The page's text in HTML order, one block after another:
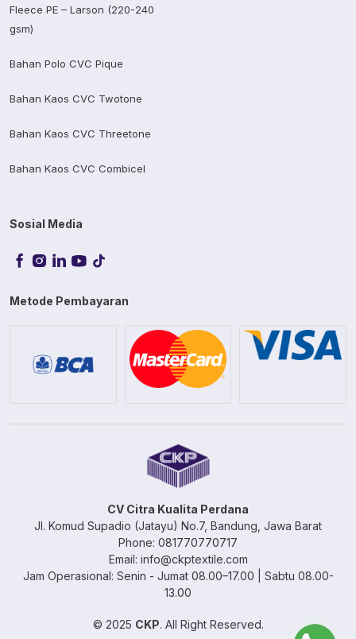
Fleece PE – Larson (220-240
gsm)
Bahan Polo CVC Pique
Bahan Kaos CVC Twotone
Bahan Kaos CVC Threetone
Bahan Kaos CVC Combicel
Sosial Media
Metode Pembayaran
CV Citra Kualita Perdana
Jl. Komud Supadio (Jatayu) No.7, Bandung, Jawa Barat
Phone: 081770770717
Email: info@ckptextile.com
Jam Operasional: Senin - Jumat 08.00–17.00 | Sabtu 08.00-
13.00
© 2025 CKP. All Right Reserved.